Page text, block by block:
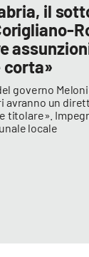
il
corta»
governo
un
titolare».
locale